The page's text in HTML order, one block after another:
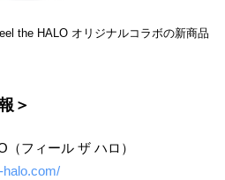
the HALO オリジナルコラボの新商品
＞
フィール ザ ハロ）
halo.com/